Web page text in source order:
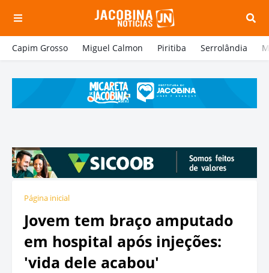
Capim Grosso Miguel Calmon Piritiba Serrolândia
Página inicial
Jovem tem braço amputado
em hospital após injeções:
'vida dele acabou'